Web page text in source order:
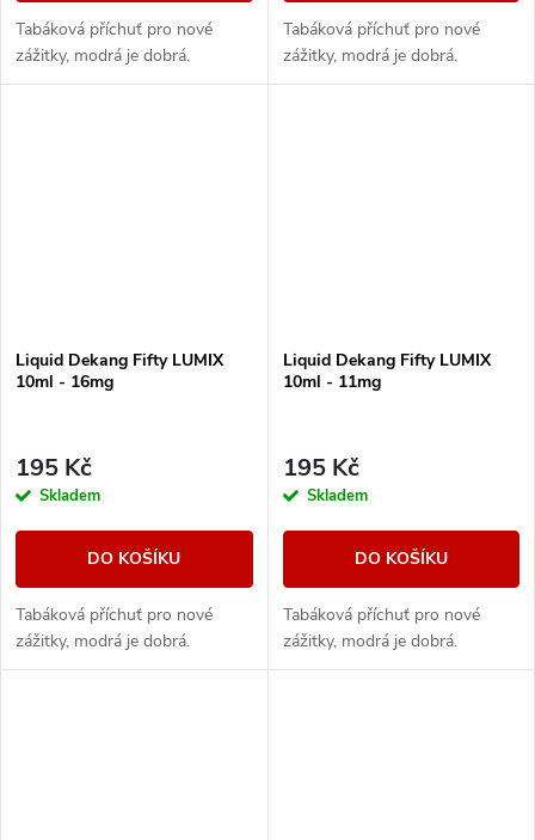
Tabáková příchuť pro nové
zážitky, modrá je dobrá.
Tabáková příchuť pro nové
zážitky, modrá je dobrá.
Liquid Dekang Fifty LUMIX
10ml - 16mg
195 Kč
Skladem
DO KOŠÍKU
Tabáková příchuť pro nové
zážitky, modrá je dobrá.
Liquid Dekang Fifty LUMIX
10ml - 11mg
195 Kč
Skladem
DO KOŠÍKU
Tabáková příchuť pro nové
zážitky, modrá je dobrá.